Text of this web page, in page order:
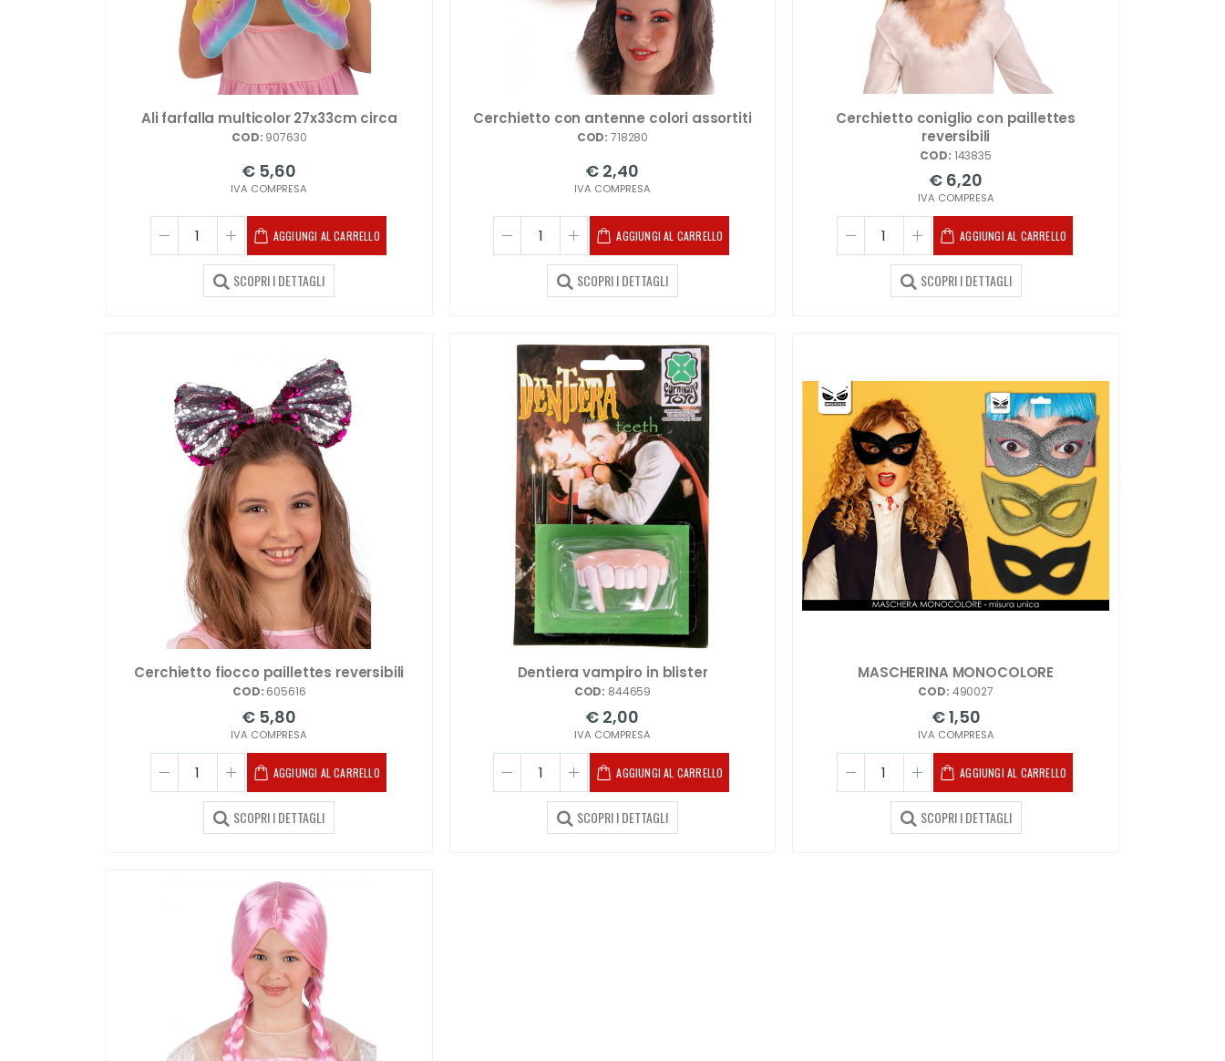
Ali farfalla multicolor 27x33cm circa
COD: 907630
€ 5,60
IVA COMPRESA
AGGIUNGI AL CARRELLO
SCOPRI I DETTAGLI
Cerchietto con antenne colori assortiti
COD: 718280
€ 2,40
IVA COMPRESA
AGGIUNGI AL CARRELLO
SCOPRI I DETTAGLI
Cerchietto coniglio con paillettes
reversibili
COD: 143835
€ 6,20
IVA COMPRESA
AGGIUNGI AL CARRELLO
SCOPRI I DETTAGLI
Cerchietto fiocco paillettes reversibili
COD: 605616
€ 5,80
IVA COMPRESA
AGGIUNGI AL CARRELLO
SCOPRI I DETTAGLI
Dentiera vampiro in blister
COD: 844659
€ 2,00
IVA COMPRESA
AGGIUNGI AL CARRELLO
SCOPRI I DETTAGLI
MASCHERINA MONOCOLORE
COD: 490027
€ 1,50
IVA COMPRESA
AGGIUNGI AL CARRELLO
SCOPRI I DETTAGLI